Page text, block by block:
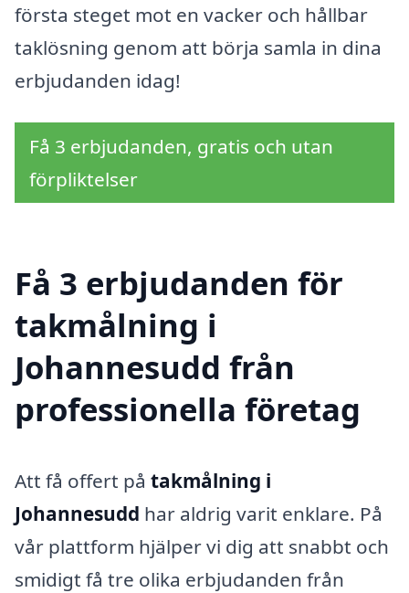
första steget mot en vacker och hållbar
taklösning genom att börja samla in dina
erbjudanden idag!
Få 3 erbjudanden, gratis och utan
förpliktelser
Få 3 erbjudanden för
takmålning i
Johannesudd från
professionella företag
Att få offert på takmålning i
Johannesudd har aldrig varit enklare. På
vår plattform hjälper vi dig att snabbt och
smidigt få tre olika erbjudanden från